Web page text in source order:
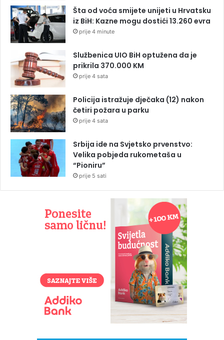
Šta od voća smijete unijeti u Hrvatsku
iz BiH: Kazne mogu dostići 13.260 evra
prije 4 minute
Službenica UIO BiH optužena da je
prikrila 370.000 KM
prije 4 sata
Policija istražuje dječaka (12) nakon
četiri požara u parku
prije 4 sata
Srbija ide na Svjetsko prvenstvo:
Velika pobjeda rukometaša u
“Pioniru”
prije 5 sati